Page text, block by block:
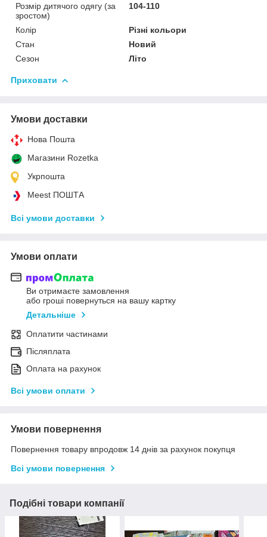
Розмір дитячого одягу (за
зростом)
104-110
Колір
Різні кольори
Стан
Новий
Сезон
Літо
Приховати
Умови доставки
Нова Пошта
Магазини Rozetka
Укрпошта
Meest ПОШТА
Всі умови доставки
Умови оплати
Ви отримаєте замовлення
або гроші повернуться на вашу картку
Детальніше
Оплатити частинами
Післяплата
Оплата на рахунок
Всі умови оплати
Умови повернення
Повернення товару впродовж 14 днів за рахунок покупця
Всі умови повернення
Подібні товари компанії